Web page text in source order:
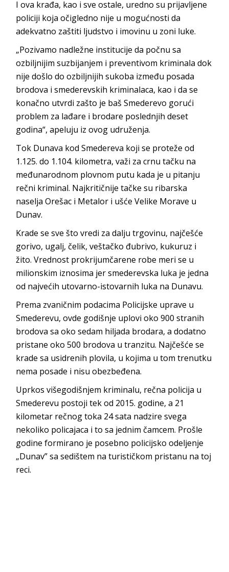
I ova krađa, kao i sve ostale, uredno su prijavljene
policiji koja očigledno nije u mogućnosti da
adekvatno zaštiti ljudstvo i imovinu u zoni luke.
„Pozivamo nadležne institucije da počnu sa
ozbiljnijim suzbijanjem i preventivom kriminala dok
nije došlo do ozbiljnijih sukoba između posada
brodova i smederevskih kriminalaca, kao i da se
konačno utvrdi zašto je baš Smederevo gorući
problem za lađare i brodare poslednjih deset
godina“, apeluju iz ovog udruženja.
Tok Dunava kod Smedereva koji se proteže od
1.125. do 1.104. kilometra, važi za crnu tačku na
međunarodnom plovnom putu kada je u pitanju
rečni kriminal. Najkritičnije tačke su ribarska
naselja Orešac i Metalor i ušće Velike Morave u
Dunav.
Krade se sve što vredi za dalju trgovinu, najčešće
gorivo, ugalj, čelik, veštačko đubrivo, kukuruz i
žito. Vrednost prokrijumčarene robe meri se u
milionskim iznosima jer smederevska luka je jedna
od najvećih utovarno-istovarnih luka na Dunavu.
Prema zvaničnim podacima Policijske uprave u
Smederevu, ovde godišnje uplovi oko 900 stranih
brodova sa oko sedam hiljada brodara, a dodatno
pristane oko 500 brodova u tranzitu. Najčešće se
krade sa usidrenih plovila, u kojima u tom trenutku
nema posade i nisu obezbeđena.
Uprkos višegodišnjem kriminalu, rečna policija u
Smederevu postoji tek od 2015. godine, a 21
kilometar rečnog toka 24 sata nadzire svega
nekoliko policajaca i to sa jednim čamcem. Prošle
godine formirano je posebno policijsko odeljenje
„Dunav” sa sedištem na turističkom pristanu na toj
reci.